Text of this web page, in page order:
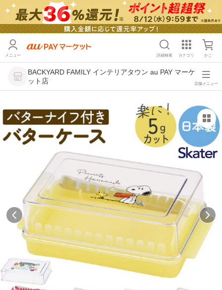
メニュー 詳細検索 カテゴリ かご
BACKYARD FAMILY インテリアタウン au PAY マーケ
ット店
店舗メニュー